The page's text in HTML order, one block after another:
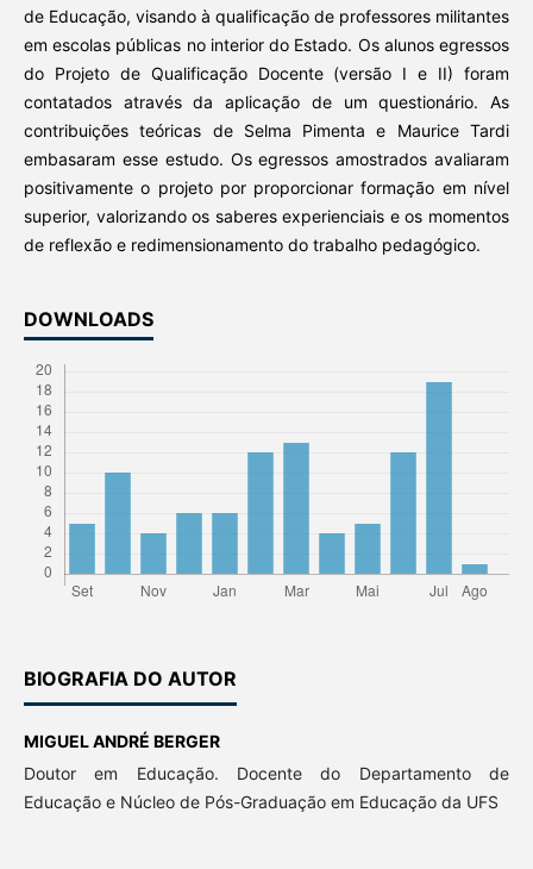
de Educação, visando à qualificação de professores militantes
em escolas públicas no interior do Estado. Os alunos egressos
do Projeto de Qualificação Docente (versão I e II) foram
contatados através da aplicação de um questionário. As
contribuições teóricas de Selma Pimenta e Maurice Tardi
embasaram esse estudo. Os egressos amostrados avaliaram
positivamente o projeto por proporcionar formação em nível
superior, valorizando os saberes experienciais e os momentos
de reflexão e redimensionamento do trabalho pedagógico.
DOWNLOADS
BIOGRAFIA DO AUTOR
MIGUEL ANDRÉ BERGER
Doutor em Educação. Docente do Departamento de
Educação e Núcleo de Pós-Graduação em Educação da UFS